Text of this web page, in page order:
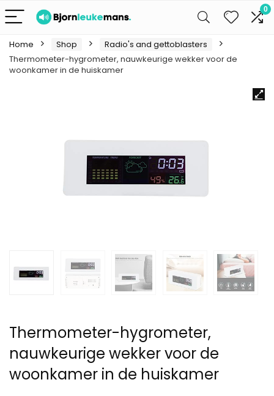
0
Home Shop
Radio's and gettoblasters
Thermometer-hygrometer, nauwkeurige wekker voor de
woonkamer in de huiskamer
Thermometer-hygrometer,
nauwkeurige wekker voor de
woonkamer in de huiskamer